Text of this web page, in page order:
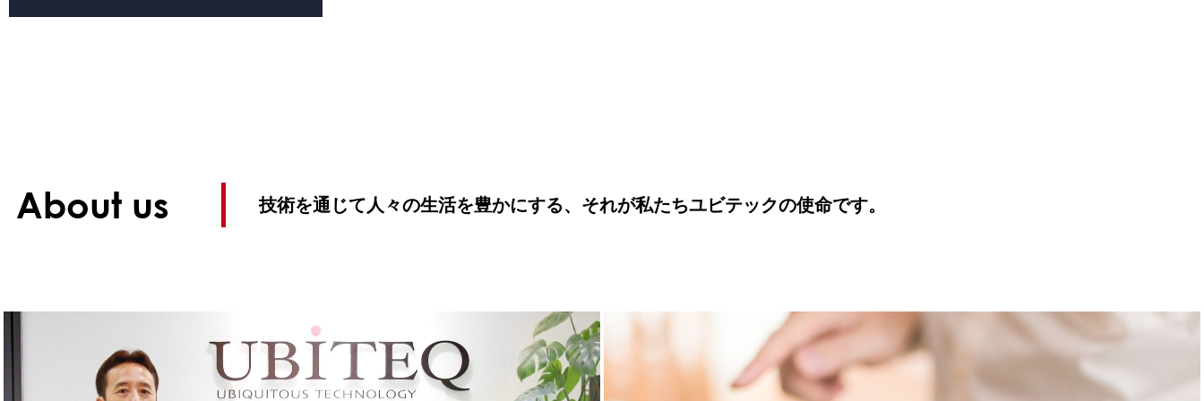
About us 技術を通じて人々の生活を豊かにする、それが私たちユビテックの使命です。